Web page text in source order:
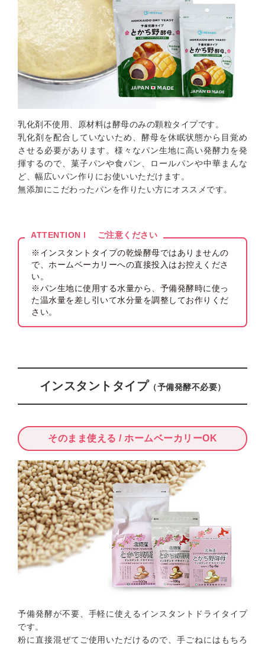
乳化剤不使用、原材料は酵母のみの顆粒タイプです。
乳化剤を配合していないため、酵母を休眠状態から目覚め
させる必要があります。様々なパン生地に高い発酵力を発
揮するので、菓子パンや食パン、ロールパンや中華まんな
ど、幅広いパン作りにお使いいただけます。
無添加にこだわったパンを作りたい方にオススメです。
ATTENTION l ご注意ください
※インスタントタイプの乾燥酵母ではありませんの
で、ホームベーカリーへの直接投入はお控えくださ
い。
※パン生地に使用する水量から、予備発酵時に使っ
た温水量を差し引いて水分量を調整してお作りくだ
さい。
インスタントタイプ （予備発酵不必要）
そのまま使える / ホームベーカリーOK
予備発酵が不要、手軽に使えるインスタントドライタイプ
です。
粉に直接混ぜてご使用いただけるので、手ごねにはもちろ